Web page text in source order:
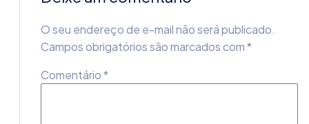
O seu endereço de e-mail não será publicado.
Campos obrigatórios são marcados com*
Comentário*